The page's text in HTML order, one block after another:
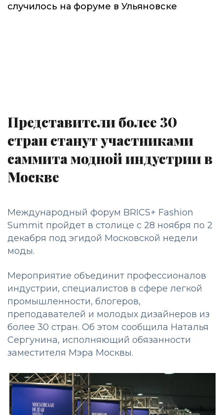
случилось на форуме в Ульяновске
Представители более 30
стран станут участниками
саммита модной индустрии в
Москве
Международный форум BRICS+ Fashion
Summit пройдет в столице с 28 ноября по 2
декабря под эгидой Московской недели
моды.
Мероприятие объединит профессионалов
индустрии, специалистов в сфере легкой
промышленности, блогеров,
преподавателей и молодых дизайнеров из
более 30 стран. Об этом сообщила Наталья
Сергунина, исполняющий обязанности
заместителя Мэра Москвы.